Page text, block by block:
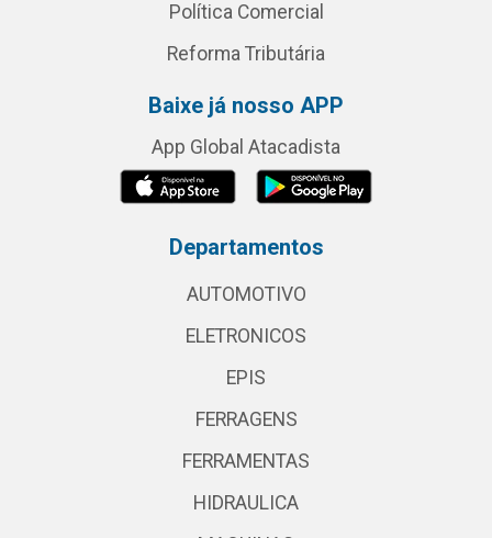
Política Comercial
Reforma Tributária
Baixe já nosso APP
App Global Atacadista
Departamentos
AUTOMOTIVO
ELETRONICOS
EPIS
FERRAGENS
FERRAMENTAS
HIDRAULICA